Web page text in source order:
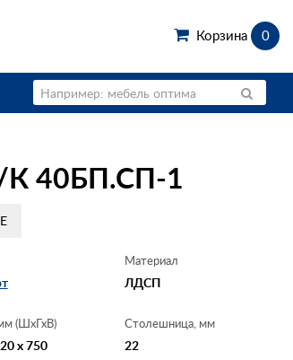
Корзина 0
40БП.СП-1
Материал
ЛДСП
(ШхГхВ)
x 750
Столешница, мм
22